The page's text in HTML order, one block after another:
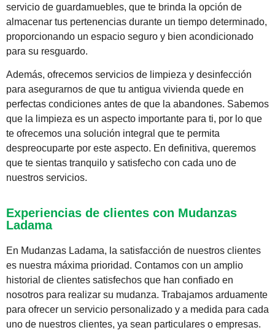
servicio de guardamuebles, que te brinda la opción de
almacenar tus pertenencias durante un tiempo determinado,
proporcionando un espacio seguro y bien acondicionado
para su resguardo.
Además, ofrecemos servicios de limpieza y desinfección
para asegurarnos de que tu antigua vivienda quede en
perfectas condiciones antes de que la abandones. Sabemos
que la limpieza es un aspecto importante para ti, por lo que
te ofrecemos una solución integral que te permita
despreocuparte por este aspecto. En definitiva, queremos
que te sientas tranquilo y satisfecho con cada uno de
nuestros servicios.
Experiencias de clientes con Mudanzas
Ladama
En Mudanzas Ladama, la satisfacción de nuestros clientes
es nuestra máxima prioridad. Contamos con un amplio
historial de clientes satisfechos que han confiado en
nosotros para realizar su mudanza. Trabajamos arduamente
para ofrecer un servicio personalizado y a medida para cada
uno de nuestros clientes, ya sean particulares o empresas.